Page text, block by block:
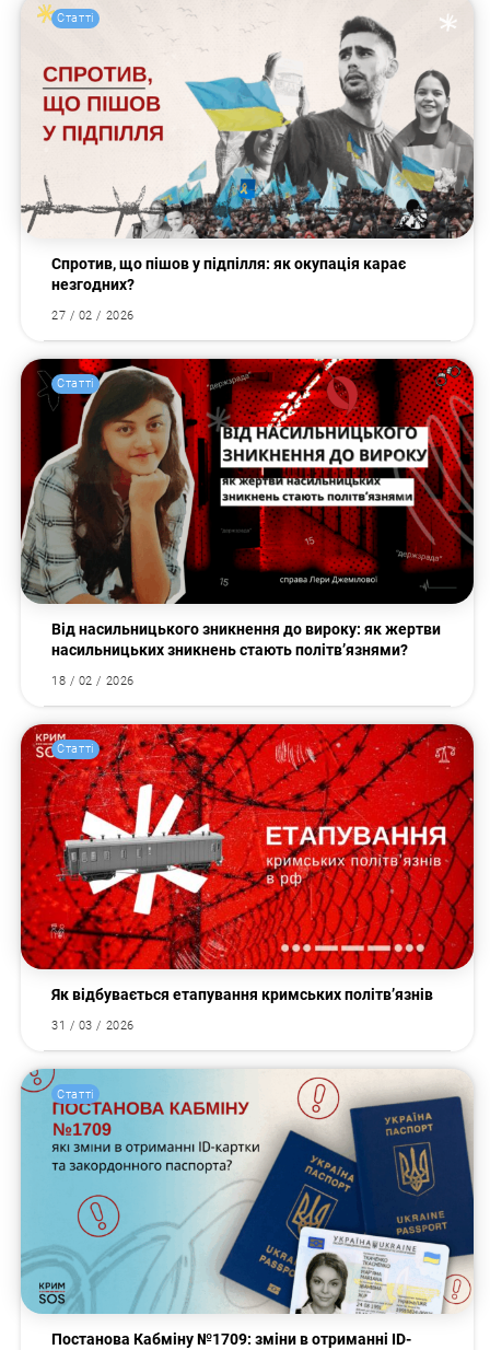
Статті
Спротив, що пішов у підпілля: як окупація карає
незгодних?
27 / 02 / 2026
Статті
Від насильницького зникнення до вироку: як жертви
насильницьких зникнень стають політв’язнями?
18 / 02 / 2026
Статті
Як відбувається етапування кримських політв’язнів
31 / 03 / 2026
Статті
Постанова Кабміну №1709: зміни в отриманні ID-